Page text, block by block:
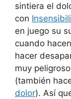
sintiera el
con
en juego su
cuando
hacer
muy
(también
dolor). Así